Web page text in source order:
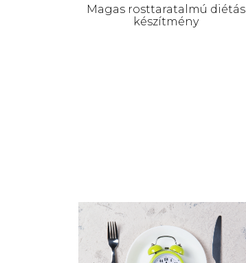
Magas rosttaratalmú diétás
készítmény